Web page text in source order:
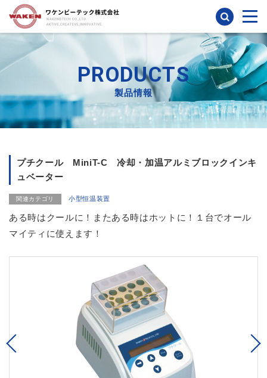
検索
PRODUCTS
製品情報
プチクール MiniT-C 冷却・加温アルミブロックインキ
ュベーター
関連カテゴリ 小型恒温装置
ある時はクールに！またある時はホットに！１台でオール
マイティに使えます！